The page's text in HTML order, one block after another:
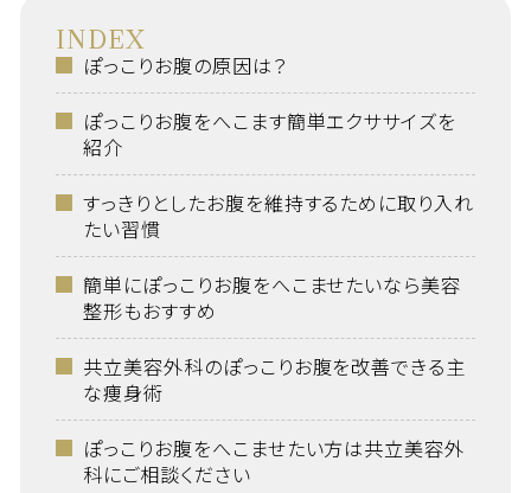
INDEX
ぽっこりお腹の原因は？
ぽっこりお腹をへこます簡単エクササイズを
紹介
すっきりとしたお腹を維持するために取り入れ
たい習慣
簡単にぽっこりお腹をへこませたいなら美容
整形もおすすめ
共立美容外科のぽっこりお腹を改善できる主
な痩身術
ぽっこりお腹をへこませたい方は共立美容外
科にご相談ください